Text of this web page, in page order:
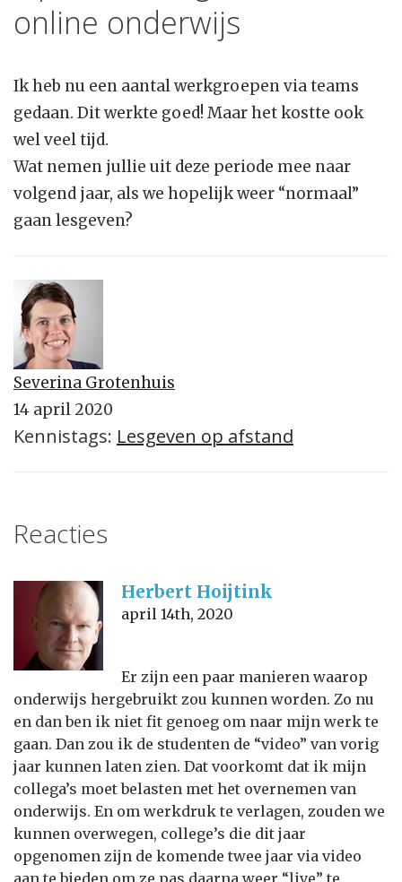
online onderwijs
Ik heb nu een aantal werkgroepen via teams
gedaan. Dit werkte goed! Maar het kostte ook
wel veel tijd.
Wat nemen jullie uit deze periode mee naar
volgend jaar, als we hopelijk weer “normaal”
gaan lesgeven?
Severina Grotenhuis
14 april 2020
Kennistags: Lesgeven op afstand
Reacties
Herbert Hoijtink
april 14th, 2020
Er zijn een paar manieren waarop
onderwijs hergebruikt zou kunnen worden. Zo nu
en dan ben ik niet fit genoeg om naar mijn werk te
gaan. Dan zou ik de studenten de “video” van vorig
jaar kunnen laten zien. Dat voorkomt dat ik mijn
collega’s moet belasten met het overnemen van
onderwijs. En om werkdruk te verlagen, zouden we
kunnen overwegen, college’s die dit jaar
opgenomen zijn de komende twee jaar via video